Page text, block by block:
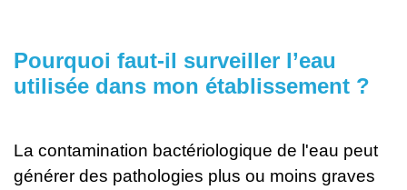
Pourquoi faut-il surveiller l’eau
utilisée dans mon établissement ?
La contamination bactériologique de l'eau peut
générer des pathologies plus ou moins graves